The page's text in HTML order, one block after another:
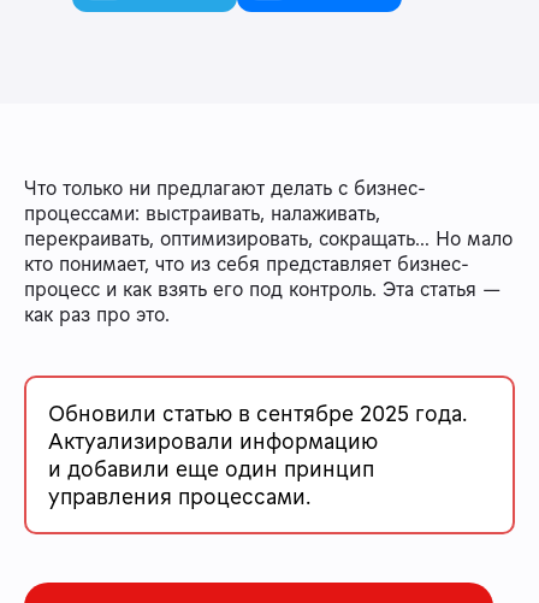
Что только ни предлагают делать с бизнес-
процессами: выстраивать, налаживать,
перекраивать, оптимизировать, сокращать… Но мало
кто понимает, что из себя представляет бизнес-
процесс и как взять его под контроль. Эта статья —
как раз про это.
Обновили статью в сентябре 2025 года.
Актуализировали информацию
и добавили еще один принцип
управления процессами.